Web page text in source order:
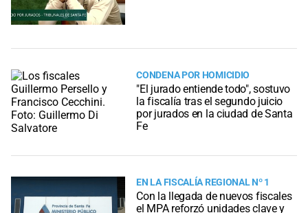
CONDENA POR HOMICIDIO
"El jurado entiende todo", sostuvo
la fiscalía tras el segundo juicio
por jurados en la ciudad de Santa
Fe
EN LA FISCALÍA REGIONAL Nº 1
Con la llegada de nuevos fiscales
el MPA reforzó unidades clave y